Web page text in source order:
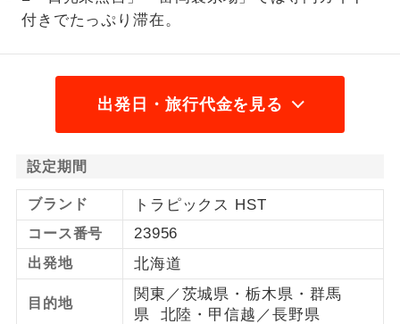
付きでたっぷり滞在。
出発日・旅行代金を見る
設定期間
ブランド トラピックス HST
コース番号 23956
出発地 北海道
目的地
関東／茨城県・栃木県・群馬
県 北陸・甲信越／長野県
す。
おひとり様参
おひとり様限定でご参加いただけるコー
1名様1室同代
金
ご夫婦限定
ご夫婦限定でご参加いただけるコースで
女性限定でご参加いただけるコースで
す。